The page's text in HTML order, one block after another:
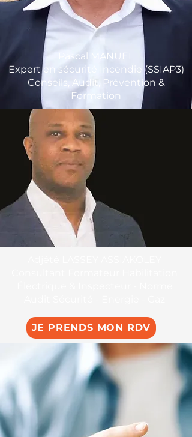
Pascal MANUEL
Expert en sécurité Incendie (SSIAP3)
Conseils, Audit, Prévention &
Formation
JE PRENDS MON RDV